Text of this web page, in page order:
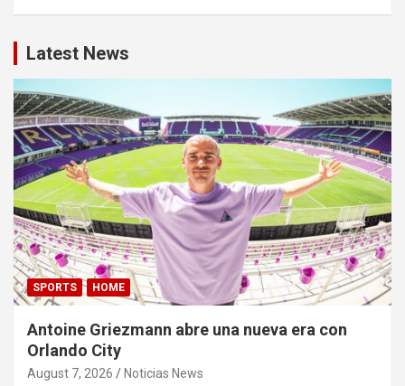
Latest News
SPORTS HOME
Antoine Griezmann abre una nueva era con
Orlando City
August 7, 2026 Noticias News